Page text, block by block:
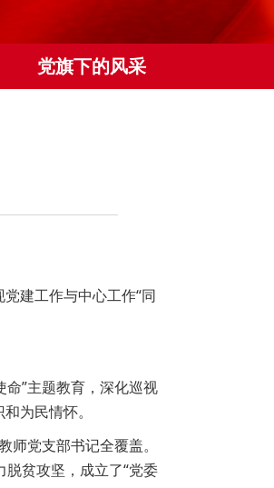
党旗下的风采
建工作与中心工作“同
”主题教育，深化巡视
为民情怀。
党支部书记全覆盖。
贫攻坚，成立了“党委